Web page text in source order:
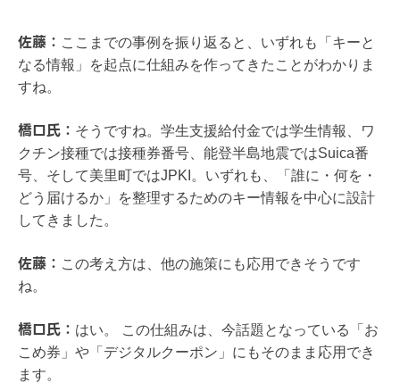
佐藤： ここまでの事例を振り返ると、いずれも「キーと
なる情報」を起点に仕組みを作ってきたことがわかりま
すね。
橋口氏： そうですね。学生支援給付金では学生情報、ワ
クチン接種では接種券番号、能登半島地震ではSuica番
号、そして美里町ではJPKI。いずれも、「誰に・何を・
どう届けるか」を整理するためのキー情報を中心に設計
してきました。
佐藤： この考え方は、他の施策にも応用できそうです
ね。
橋口氏： はい。 この仕組みは、今話題となっている「お
こめ券」や「デジタルクーポン」にもそのまま応用でき
ます。